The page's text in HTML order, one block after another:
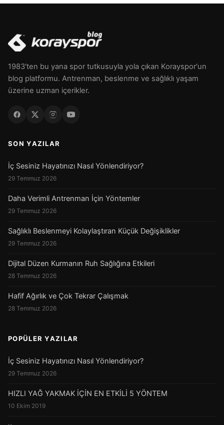
1983'ten bu yana spor tutkusuyla yola çıkan Korayspor'un
blog platformu. Antrenman, beslenme ve sağlıklı yaşam
üzerine uzman içerikler.
SON YAZILAR
İç Sesiniz Hayatınızı Nasıl Yönlendiriyor?
29 Temmuz 2026
Daha Verimli Antrenman İçin Yöntemler
29 Temmuz 2026
Sağlıklı Beslenmeyi Kolaylaştıran Küçük Değişiklikler
29 Temmuz 2026
Dijital Düzen Kurmanın Ruh Sağlığına Etkileri
28 Temmuz 2026
Hafif Ağırlık ve Çok Tekrar Çalışmak
28 Temmuz 2026
POPÜLER YAZILAR
İç Sesiniz Hayatınızı Nasıl Yönlendiriyor?
29 Temmuz 2026
HIZLI YAĞ YAKMAK İÇİN EN ETKİLİ 5 YÖNTEM
10 Ekim 2019